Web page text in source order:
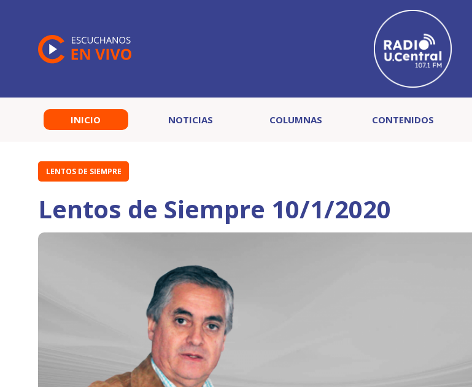
INICIO NOTICIAS COLUMNAS CONTENIDOS
LENTOS DE SIEMPRE
Lentos de Siempre 10/1/2020